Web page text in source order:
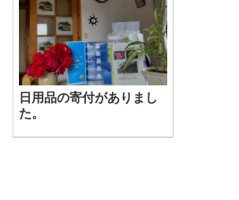
日用品の寄付がありまし
た。